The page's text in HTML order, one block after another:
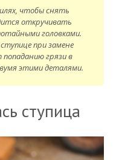
чтобы снять
откручивать
головками.
при замене
грязи в
этими деталями.
ступица